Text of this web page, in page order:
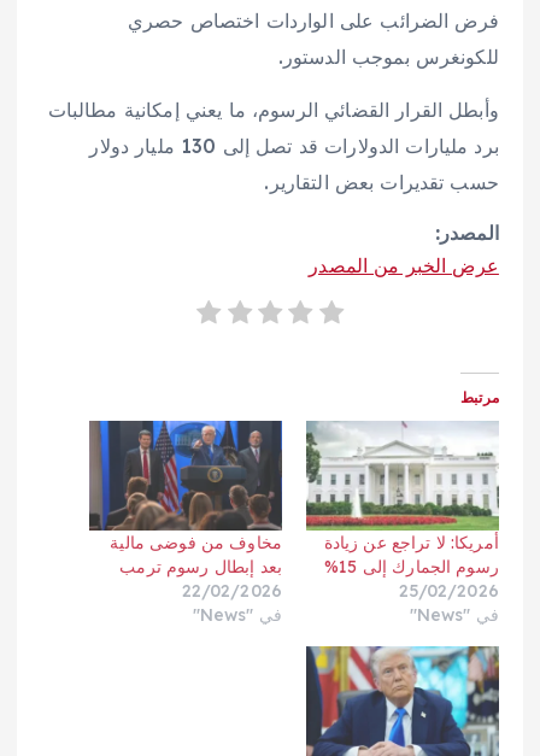
فرض الضرائب على الواردات اختصاص حصري
للكونغرس بموجب الدستور.
وأبطل القرار القضائي الرسوم، ما يعني إمكانية مطالبات
برد مليارات الدولارات قد تصل إلى 130 مليار دولار
حسب تقديرات بعض التقارير.
المصدر:
عرض الخبر من المصدر
مرتبط
أمريكا: لا تراجع عن زيادة
رسوم الجمارك إلى 15%
25/02/2026
في "News"
مخاوف من فوضى مالية
بعد إبطال رسوم ترمب
22/02/2026
في "News"